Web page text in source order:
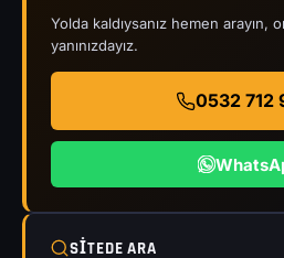
Yolda kaldıysanız hemen arayın,
yanınızdayız.
0532 712
SITEDE ARA